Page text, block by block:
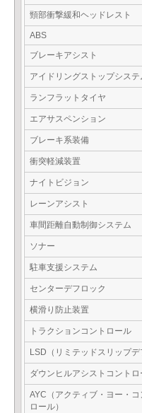
頸部衝撃緩和ヘッドレスト
ABS
ブレーキアシスト
アイドリングストップシステ
ランフラットタイヤ
エアサスペンション
ブレーキ系装備
衝突軽減装置
ナイトビジョン
レーンアシスト
車間距離自動制御システム
ソナー
駐車支援システム
センターデフロック
横滑り防止装置
トラクションコントロール
LSD（リミテッドスリップデ
ダウンヒルアシストコントロ
AYC（アクティブ・ヨー・コ
ロール）